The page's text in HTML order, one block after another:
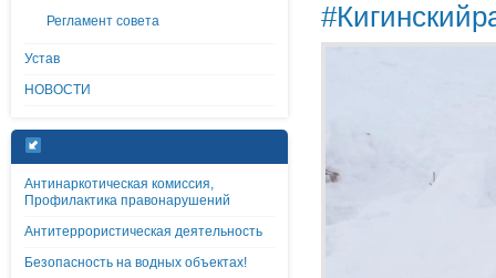
Регламент совета
Устав
НОВОСТИ
Антинаркотическая комиссия,
Профилактика правонарушений
Антитеррористическая деятельность
Безопасность на водных объектах!